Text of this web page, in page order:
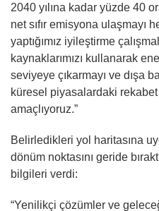
2040 yılına kadar yüzde 40
net sıfır emisyona ulaşmayı
yaptığımız iyileştirme
kaynaklarımızı kullanarak
seviyeye çıkarmayı ve dışa
küresel piyasalardaki
amaçlıyoruz.”
Belirledikleri yol haritasına
dönüm noktasını geride
bilgileri verdi:
“Yenilikçi çözümler ve